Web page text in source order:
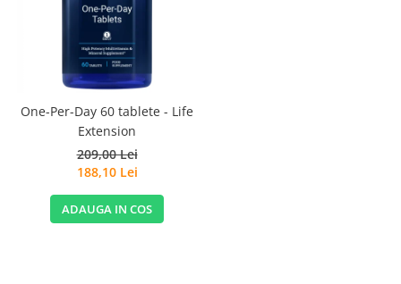
One-Per-Day 60 tablete - Life
Extension
209,00 Lei
188,10 Lei
ADAUGA IN COS